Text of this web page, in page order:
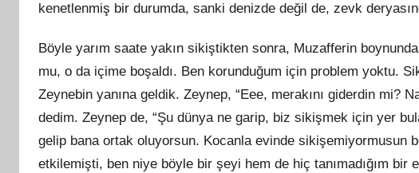
kenetlenmiş bir durumda, sanki denizde değil de, zevk
Böyle yarım saate yakın sikiştikten sonra, Muzafferin
mu, o da içime boşaldı. Ben korunduğum için problem yoktu.
Zeynebin yanına geldik. Zeynep, “Eee, merakını giderdin mi?
dedim. Zeynep de, “Şu dünya ne garip, biz sikişmek için yer
gelip bana ortak oluyorsun. Kocanla evinde sikişemiyormusun
etkilemişti, ben niye böyle bir şeyi hem de hiç tanımadığım bir